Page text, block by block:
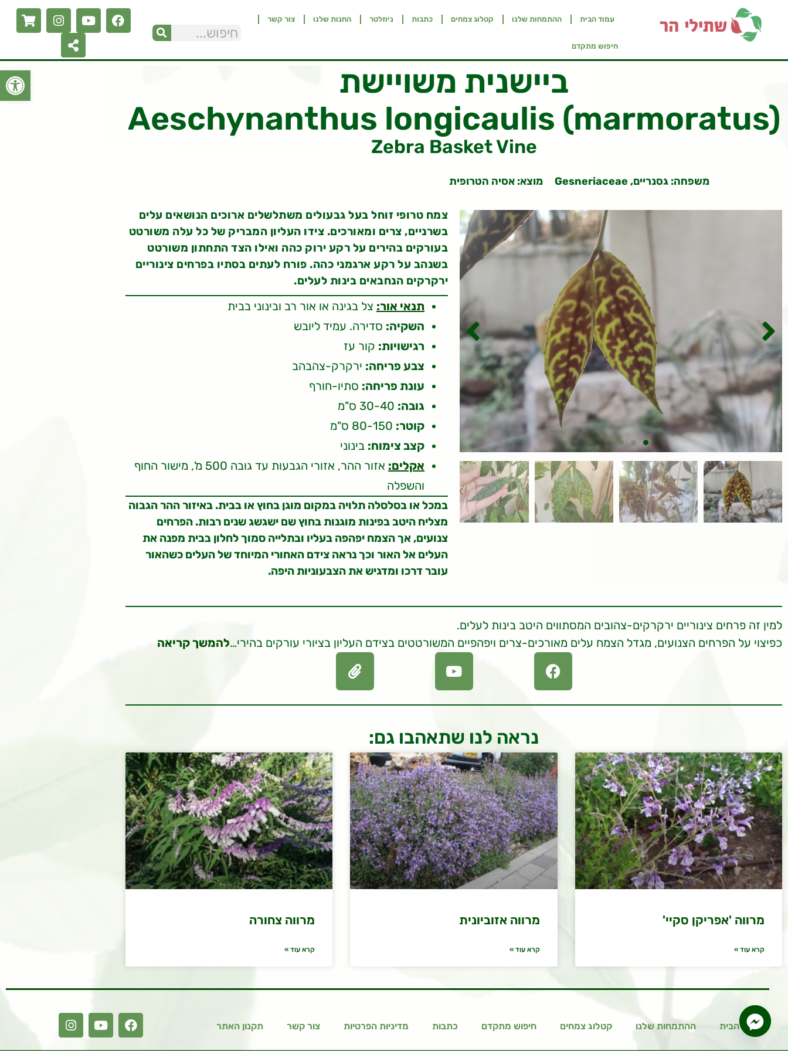
פתח
עמוד הבית ההתמחות שלנו קטלוג צמחים כתבות ניוזלטר החנות שלנו צור קשר
חיפוש מתקדם
ביישנית משויישת
Aeschynanthus longicaulis (marmoratus)
Zebra Basket Vine
משפחה: גסנריים, Gesneriaceae מוצא: אסיה הטרופית
צמח טרופי זוחל בעל גבעולים משתלשלים ארוכים הנושאים עלים
בשרניים, צרים ומאורכים. צידו העליון המבריק של כל עלה משורטט
בעורקים בהירים על רקע ירוק כהה ואילו הצד התחתון משורטט
בשנהב על רקע ארגמני כהה. פורח לעתים בסתיו בפרחים צינוריים
ירקרקים הנחבאים בינות לעלים.
תנאי אור: צל בגינה או אור רב ובינוני בבית
השקיה: סדירה. עמיד ליובש
רגישויות: קור עז
צבע פריחה: ירקרק-צהבהב
עונת פריחה: סתיו-חורף
גובה:
קוטר:
קצב צימוח: בינוני
אקלים:
אזור ההר, אזורי הגבעות עד גובה 500 מ', מישור החוף
והשפלה
במכל או בסלסלה תלויה במקום מוגן בחוץ או בבית. באיזור ההר הגבוה
מצליח היטב בפינות מוגנות בחוץ שם ישגשג שנים רבות. הפרחים
צנועים, אך הצמח יפהפה בעליו ובתלייה סמוך לחלון בבית מפנה את
העלים אל האור וכך נראה צידם האחורי המיוחד של העלים כשהאור
עובר דרכו ומדגיש את הצבעוניות היפה.
למין זה פרחים צינוריים ירקרקים-צהובים המסתווים היטב בינות לעלים.
כפיצוי על הפרחים הצנועים, מגדל הצמח עלים מאורכים-צרים ויפהפיים המשורטטים בצידם העליון בציורי עורקים בהירי…להמשך קריאה
נראה לנו שתאהבו גם:
מרווה 'אפריקן סקיי'
קרא עוד »
מרווה אזוביונית
קרא עוד »
מרווה צחורה
קרא עוד »
עמוד הבית ההתמחות שלנו קטלוג צמחים חיפוש מתקדם כתבות מדיניות הפרטיות צור קשר תקנון האתר